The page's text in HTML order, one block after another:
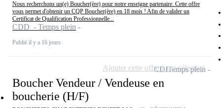
Nous recherchons un(e) Boucher(ère) pour notre enseigne partenaire. Cette offre
vous permet d'obtenir un CQP Boucher(ère) en 18 mois ! Afin de valider un
Certificat de Qualification Professionnelle...
CDD - Temps plein
Publié il y a 16 jours
Boucher Vendeur / Vendeuse en
boucherie (H/F)
CDITemps plein
Ajouter cette offre à ma sélection